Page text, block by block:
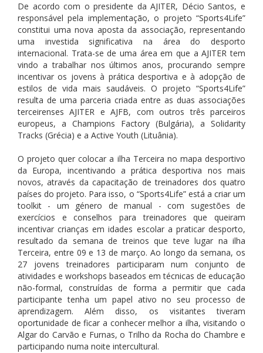
De acordo com o presidente da AJITER, Décio Santos, e
responsável pela implementação, o projeto “Sports4Life”
constitui uma nova aposta da associação, representando
uma investida significativa na área do desporto
internacional. Trata-se de uma área em que a AJITER tem
vindo a trabalhar nos últimos anos, procurando sempre
incentivar os jovens à prática desportiva e à adopção de
estilos de vida mais saudáveis. O projeto “Sports4Life”
resulta de uma parceria criada entre as duas associações
terceirenses AJITER e AJFB, com outros três parceiros
europeus, a Champions Factory (Bulgária), a Solidarity
Tracks (Grécia) e a Active Youth (Lituânia).
O projeto quer colocar a ilha Terceira no mapa desportivo
da Europa, incentivando a prática desportiva nos mais
novos, através da capacitação de treinadores dos quatro
países do projeto. Para isso, o “Sports4Life” está a criar um
toolkit - um género de manual - com sugestões de
exercícios e conselhos para treinadores que queiram
incentivar crianças em idades escolar a praticar desporto,
resultado da semana de treinos que teve lugar na ilha
Terceira, entre 09 e 13 de março. Ao longo da semana, os
27 jovens treinadores participaram num conjunto de
atividades e workshops baseados em técnicas de educação
não-formal, construídas de forma a permitir que cada
participante tenha um papel ativo no seu processo de
aprendizagem. Além disso, os visitantes tiveram
oportunidade de ficar a conhecer melhor a ilha, visitando o
Algar do Carvão e Furnas, o Trilho da Rocha do Chambre e
participando numa noite intercultural.